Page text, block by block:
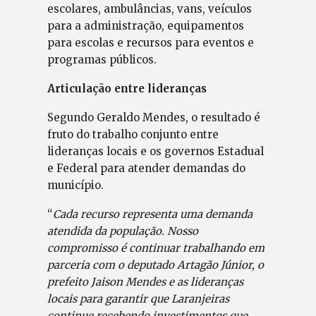
escolares, ambulâncias, vans, veículos
para a administração, equipamentos
para escolas e recursos para eventos e
programas públicos.
Articulação entre lideranças
Segundo Geraldo Mendes, o resultado é
fruto do trabalho conjunto entre
lideranças locais e os governos Estadual
e Federal para atender demandas do
município.
“Cada recurso representa uma demanda
atendida da população. Nosso
compromisso é continuar trabalhando em
parceria com o deputado Artagão Júnior, o
prefeito Jaison Mendes e as lideranças
locais para garantir que Laranjeiras